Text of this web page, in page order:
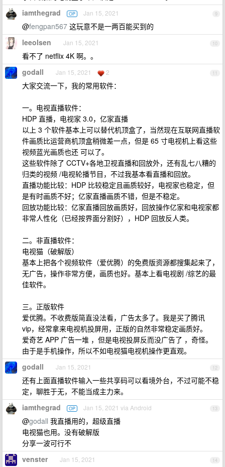
9
iamthegrad OP Jan 15, 2021
@fengpan567 这玩意不是一两百能买到的
10
leeolsen Jan 15, 2021
看不了 netflix 4K 啊。。
11
godall Jan 15, 2021 2
大家交流一下，我的常用软件：
一。电视直播软件：
HDP 直播，电视家 3.0，亿家直播
以上 3 个软件基本上可以替代机顶盒了，当然现在互联网直播软
件画质比运营商机顶盒稍微差一点，但是 65 寸电视机上看这些
视频蓝光画质也还 可以了。
这些软件除了 CCTV+各地卫视直播和回放外，还有乱七八糟的
归类的视频 /电视轮播节目，不过我基本看直播和回放。
直播功能比较：HDP 比较稳定且画质较好，电视家也稳定，但
是有时画质不好；亿家直播画质不错，但是不稳定。
回放功能比较：亿家直播回放画质好，回放操作亿家和电视家都
非常人性化（已经按界面分割好），HDP 回放反人类。
二。非直播软件：
电视猫（破解版）
基本上把各个视频软件（爱优腾）的免费版资源都搜集起来了，
无广告，操作非常方便，画质也好。基本上看电视剧 /综艺的最
佳软件。
三。正版软件
爱优腾。不收费版简直没法看，广告太多了。我是买了腾讯
vip，经常拿来电视机投屏用，正版的自然非常稳定画质好。
爱奇艺 APP 广告一堆 ，但是电视投屏反而没广告了 ，奇怪。
由于是手机操作，所以不如电视猫电视机操作更直观。
12
godall Jan 15, 2021
还有上面直播软件输入一些共享码可以看境外台，不过可能不稳
定，聊胜于无，不能当成主力来。
13
iamthegrad OP Jan 15, 2021 via Android
@godall 我直播用的，超级直播
电视猫也用。没有破解版
分享一波可行不
14
venster Jan 15, 2021